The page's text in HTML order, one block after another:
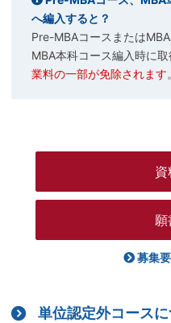
へ編入すると？
Pre-MBAコースまたは
MBA本科コース編入時に
業料の一部が免除されます。
願
募集
単位認定外コース